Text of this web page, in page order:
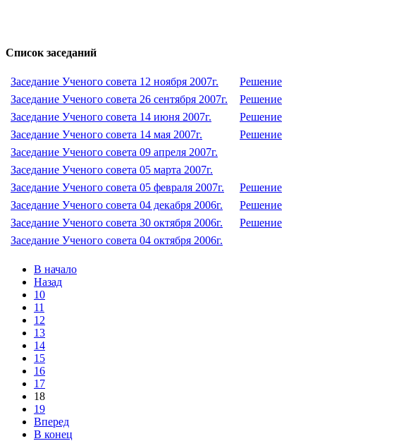
Список заседаний
Заседание Ученого совета 12 ноября 2007г.
Решение
Заседание Ученого совета 26 сентября 2007г.
Решение
Заседание Ученого совета 14 июня 2007г.
Решение
Заседание Ученого совета 14 мая 2007г.
Решение
Заседание Ученого совета 09 апреля 2007г.
Заседание Ученого совета 05 марта 2007г.
Заседание Ученого совета 05 февраля 2007г.
Решение
Заседание Ученого совета 04 декабря 2006г.
Решение
Заседание Ученого совета 30 октября 2006г.
Решение
Заседание Ученого совета 04 октября 2006г.
В начало
Назад
10
11
12
13
14
15
16
17
18
19
Вперед
В конец